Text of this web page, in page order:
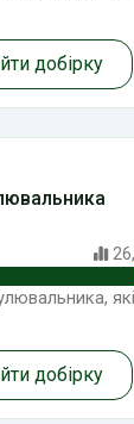
добірку
добірку